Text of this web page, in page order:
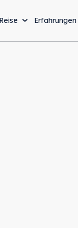
Erfahrungen